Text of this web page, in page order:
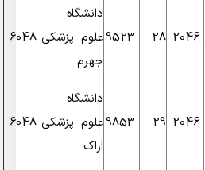
28
9523
دانشگاه
علوم پزشکی6048
29
9853
دانشگاه
علوم پزشکی6048